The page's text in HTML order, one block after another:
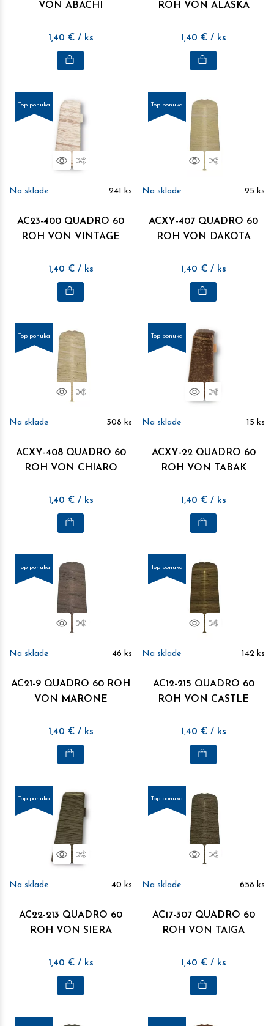
VON ABACHI
1,40 € / ks
ROH VON ALASKA
1,40 € / ks
Top ponuka
NáhľadPorovnať
Na sklade 241 ks
AC23-400 QUADRO 60
ROH VON VINTAGE
1,40 € / ks
Top ponuka
NáhľadPorovnať
Na sklade 95 ks
ACXY-407 QUADRO 60
ROH VON DAKOTA
1,40 € / ks
Top ponuka
NáhľadPorovnať
Na sklade 308 ks
ACXY-408 QUADRO 60
ROH VON CHIARO
1,40 € / ks
Top ponuka
NáhľadPorovnať
Na sklade 15 ks
ACXY-22 QUADRO 60
ROH VON TABAK
1,40 € / ks
Top ponuka
NáhľadPorovnať
Na sklade 46 ks
AC21-9 QUADRO 60 ROH
VON MARONE
1,40 € / ks
Top ponuka
NáhľadPorovnať
Na sklade 142 ks
AC12-215 QUADRO 60
ROH VON CASTLE
1,40 € / ks
Top ponuka
NáhľadPorovnať
Na sklade 40 ks
AC22-213 QUADRO 60
ROH VON SIERA
1,40 € / ks
Top ponuka
NáhľadPorovnať
Na sklade 658 ks
AC17-307 QUADRO 60
ROH VON TAIGA
1,40 € / ks